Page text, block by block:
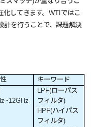
化してきます。WTIではこ
計を行うことで、課題解決
キーワード
LPF(ローパス
フィルタ)
HPF(ハイパス
フィルタ)